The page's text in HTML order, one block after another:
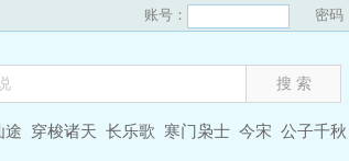
账号： 密码
途 穿梭诸天 长乐歌 寒门枭士 今宋 公子千秋